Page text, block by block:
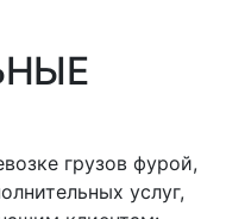
грузов фурой,
услуг,